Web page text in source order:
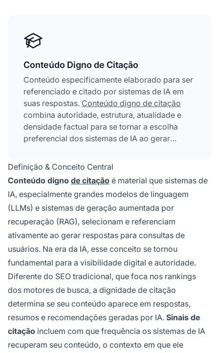
Conteúdo Digno de Citação
Conteúdo especificamente elaborado para ser
referenciado e citado por sistemas de IA em
suas respostas. Conteúdo digno de citação
combina autoridade, estrutura, atualidade e
densidade factual para se tornar a escolha
preferencial dos sistemas de IA ao gerar
fundamental do SEO tradicional em direção à
visibilidade nos resultados de busca
impulsionados por IA.
Definição & Conceito Central
Conteúdo digno de citação é material que sistemas de
IA, especialmente grandes modelos de linguagem
(LLMs) e sistemas de geração aumentada por
recuperação (RAG), selecionam e referenciam
ativamente ao gerar respostas para consultas de
usuários. Na era da IA, esse conceito se tornou
fundamental para a visibilidade digital e autoridade.
Diferente do SEO tradicional, que foca nos rankings
dos motores de busca, a dignidade de citação
determina se seu conteúdo aparece em respostas,
resumos e recomendações geradas por IA. Sinais de
citação incluem com que frequência os sistemas de IA
recuperam seu conteúdo, o contexto em que ele